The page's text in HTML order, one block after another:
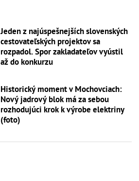
Jeden z najúspešnejších slovenských
cestovateľských projektov sa
rozpadol. Spor zakladateľov vyústil
až do konkurzu
Historický moment v Mochovciach:
Nový jadrový blok má za sebou
rozhodujúci krok k výrobe elektriny
(foto)